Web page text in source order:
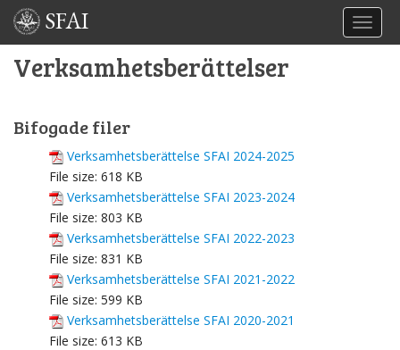
SFAI
Verksamhetsberättelser
Bifogade filer
Verksamhetsberättelse SFAI 2024-2025
File size: 618 KB
Verksamhetsberättelse SFAI 2023-2024
File size: 803 KB
Verksamhetsberättelse SFAI 2022-2023
File size: 831 KB
Verksamhetsberättelse SFAI 2021-2022
File size: 599 KB
Verksamhetsberättelse SFAI 2020-2021
File size: 613 KB